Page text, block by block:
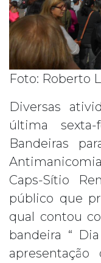
Foto: Roberto
Diversas
última
Bandeiras
Caps-Sítio
público que
qual contou
bandeira “